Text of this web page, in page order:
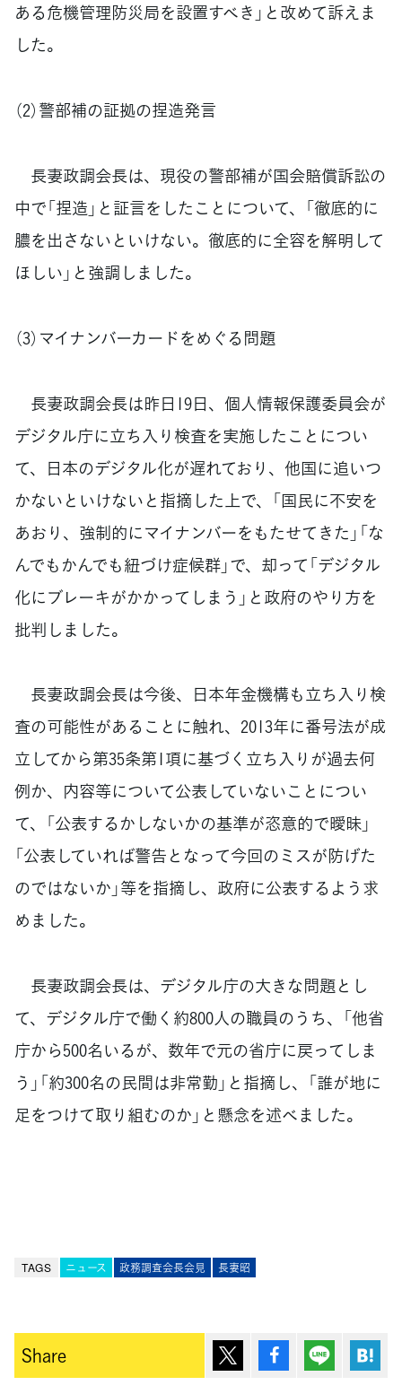
ある危機管理防災局を設置すべき」と改めて訴えま
した。
（2）警部補の証拠の捏造発言
長妻政調会長は、現役の警部補が国会賠償訴訟の
中で「捏造」と証言をしたことについて、「徹底的に
膿を出さないといけない。徹底的に全容を解明して
ほしい」と強調しました。
（3）マイナンバーカードをめぐる問題
長妻政調会長は昨日19日、個人情報保護委員会が
デジタル庁に立ち入り検査を実施したことについ
て、日本のデジタル化が遅れており、他国に追いつ
かないといけないと指摘した上で、「国民に不安を
あおり、強制的にマイナンバーをもたせてきた」「な
んでもかんでも紐づけ症候群」で、却って「デジタル
化にブレーキがかかってしまう」と政府のやり方を
批判しました。
長妻政調会長は今後、日本年金機構も立ち入り検
査の可能性があることに触れ、2013年に番号法が成
立してから第35条第1項に基づく立ち入りが過去何
例か、内容等について公表していないことについ
て、「公表するかしないかの基準が恣意的で曖昧」
「公表していれば警告となって今回のミスが防げた
のではないか」等を指摘し、政府に公表するよう求
めました。
長妻政調会長は、デジタル庁の大きな問題とし
て、デジタル庁で働く約800人の職員のうち、「他省
庁から500名いるが、数年で元の省庁に戻ってしま
う」「約300名の民間は非常勤」と指摘し、「誰が地に
足をつけて取り組むのか」と懸念を述べました。
TAGS ニュース 政務調査会長会見 長妻昭
Share ポスト シェア Lineで送